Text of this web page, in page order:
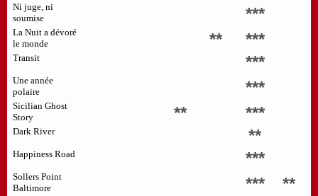
Ni juge, ni
soumise
***
La Nuit a dévoré
le monde
** ***
Transit ***
Une année
polaire
***
Sicilian Ghost
Story
** ***
Dark River **
Happiness Road ***
Sollers Point
Baltimore
*** **